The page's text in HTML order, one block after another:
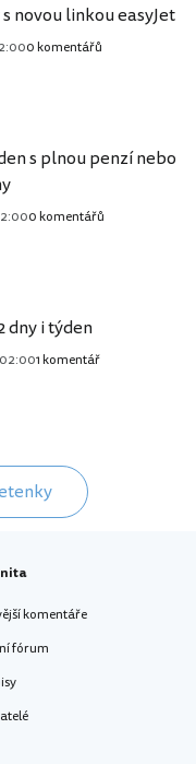
novou linkou easyJet
0 komentářů
s plnou penzí nebo
0 komentářů
dny i týden
1 komentář
komentáře
fórum